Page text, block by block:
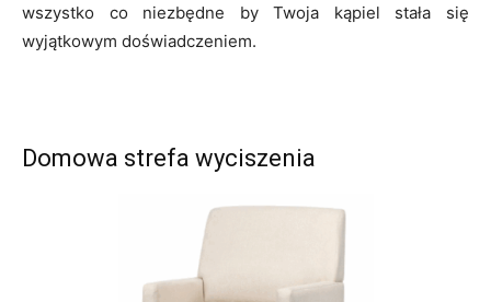
wszystko co niezbędne by Twoja kąpiel stała się
wyjątkowym doświadczeniem.
Domowa strefa wyciszenia